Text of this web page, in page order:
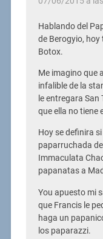
Hablando del
de Berogyio,
Botox.
Me imagino que
infalible de la
le entregara
que ella no tiene
Hoy se definira
paparruchada
Immaculata
papanatas a
You apuesto mi
que Francis le
haga un
los paparazzi.